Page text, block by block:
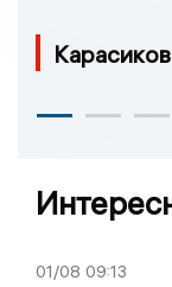
01/08 09:13